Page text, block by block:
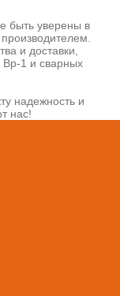
быть уверены в
и доставки,
Вр-1 и сварных
надежность и
нас!